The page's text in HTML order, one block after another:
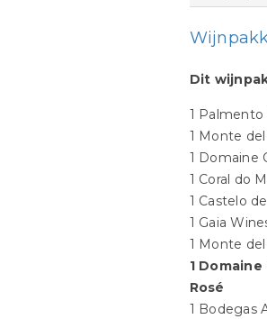
Dit
1 Palmento
1 Monte
1 Domaine
1 Coral do
1 Castelo
1 Gaia
1 Monte
1
Rosé
1 Bodegas